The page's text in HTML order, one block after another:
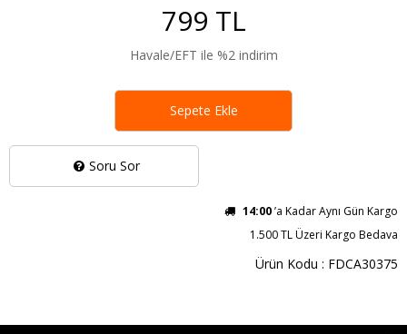
Soru Sor
799 TL
Havale/EFT ile %2 indirim
14:00’a Kadar Aynı Gün Kargo
1.500 TL Üzeri Kargo Bedava
Ürün Kodu : FDCA30375
Sepete Ekle